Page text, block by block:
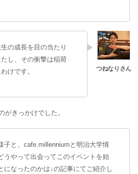
の成長を目の当たり
し、その衝撃は稲荷
けです。
がきっかけでした。
子と、cafe.millenniumと明治大学情
うやって出会ってこのイベントを始
になったのかは↓の記事にてご紹介し